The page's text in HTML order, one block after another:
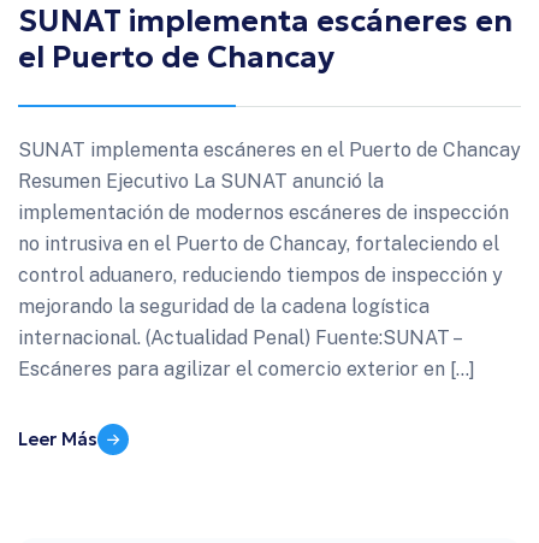
SUNAT implementa escáneres en
el Puerto de Chancay
SUNAT implementa escáneres en el Puerto de Chancay
Resumen Ejecutivo La SUNAT anunció la
implementación de modernos escáneres de inspección
no intrusiva en el Puerto de Chancay, fortaleciendo el
control aduanero, reduciendo tiempos de inspección y
mejorando la seguridad de la cadena logística
internacional. (Actualidad Penal) Fuente:SUNAT –
Escáneres para agilizar el comercio exterior en […]
Leer Más